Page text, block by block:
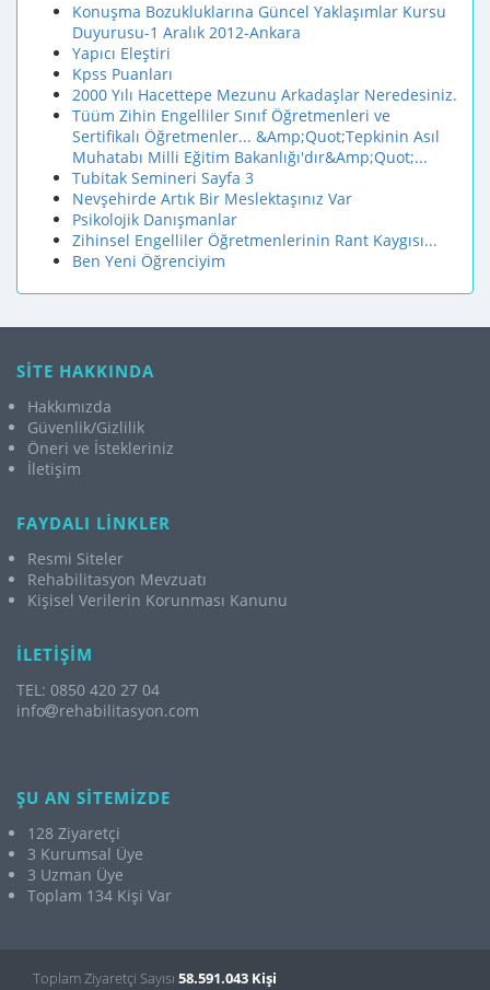
Konuşma Bozukluklarına Güncel Yaklaşımlar Kursu
Duyurusu-1 Aralık 2012-Ankara
Yapıcı Eleştiri
Kpss Puanları
2000 Yılı Hacettepe Mezunu Arkadaşlar Neredesiniz.
Tüüm Zihin Engelliler Sınıf Öğretmenleri ve
Sertifikalı Öğretmenler... &Amp;Quot;Tepkinin Asıl
Muhatabı Milli Eğitim Bakanlığı'dır&Amp;Quot;...
Tubitak Semineri Sayfa 3
Nevşehirde Artık Bir Meslektaşınız Var
Psikolojik Danışmanlar
Zihinsel Engelliler Öğretmenlerinin Rant Kaygısı...
Ben Yeni Öğrenciyim
SİTE HAKKINDA
Hakkımızda
Güvenlik/Gizlilik
Öneri ve İstekleriniz
İletişim
FAYDALI LİNKLER
Resmi Siteler
Rehabilitasyon Mevzuatı
Kişisel Verilerin Korunması Kanunu
İLETİŞİM
TEL: 0850 420 27 04
info
rehabilitasyon.com
ŞU AN SİTEMİZDE
128 Ziyaretçi
3 Kurumsal Üye
3 Uzman Üye
Toplam 134 Kişi Var
Toplam Ziyaretçi Sayısı 58.591.043 Kişi